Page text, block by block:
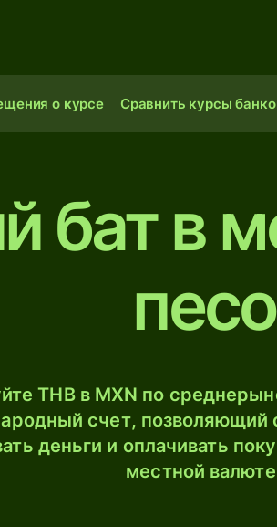
о курсе Сравнить курсы
бат в
песо
THB в MXN по
счет, позволяющий
деньги и оплачивать
местной